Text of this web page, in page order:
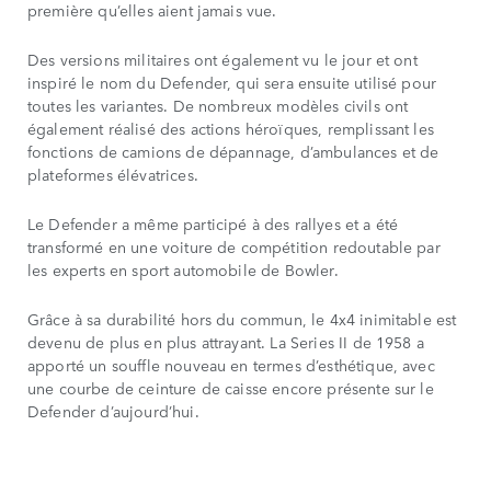
première qu’elles aient jamais vue.
Des versions militaires ont également vu le jour et ont
inspiré le nom du Defender, qui sera ensuite utilisé pour
toutes les variantes. De nombreux modèles civils ont
également réalisé des actions héroïques, remplissant les
fonctions de camions de dépannage, d’ambulances et de
plateformes élévatrices.
Le Defender a même participé à des rallyes et a été
transformé en une voiture de compétition redoutable par
les experts en sport automobile de Bowler.
Grâce à sa durabilité hors du commun, le 4x4 inimitable est
devenu de plus en plus attrayant. La Series II de 1958 a
apporté un souffle nouveau en termes d’esthétique, avec
une courbe de ceinture de caisse encore présente sur le
Defender d’aujourd’hui.